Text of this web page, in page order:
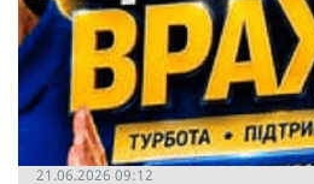
21.06.2026 09:12